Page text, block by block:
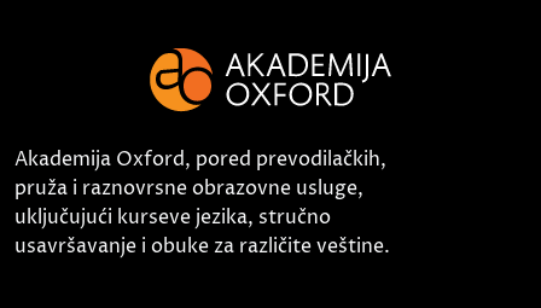
Akademija Oxford, pored prevodilačkih,
pruža i raznovrsne obrazovne usluge,
uključujući kurseve jezika, stručno
usavršavanje i obuke za različite veštine.